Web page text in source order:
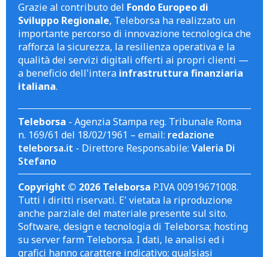
Grazie al contributo del Fondo Europeo di
Sviluppo Regionale, Teleborsa ha realizzato un
importante percorso di innovazione tecnologica che
rafforza la sicurezza, la resilienza operativa e la
qualità dei servizi digitali offerti ai propri clienti —
a beneficio dell'intera infrastruttura finanziaria
italiana.
Teleborsa - Agenzia Stampa reg. Tribunale Roma
n. 169/61 del 18/02/1961 – email: redazione
teleborsa.it - Direttore Responsabile: Valeria Di
Stefano
Copyright © 2026 Teleborsa P.IVA 00919671008.
Tutti i diritti riservati. E' vietata la riproduzione
anche parziale del materiale presente sul sito.
Software, design e tecnologia di Teleborsa; hosting
su server farm Teleborsa. I dati, le analisi ed i
grafici hanno carattere indicativo; qualsiasi